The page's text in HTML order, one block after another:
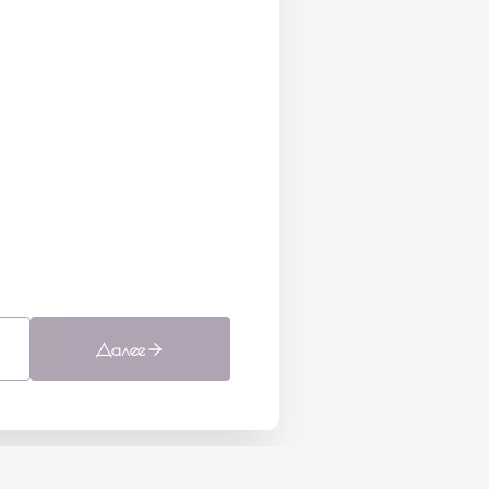
Далее